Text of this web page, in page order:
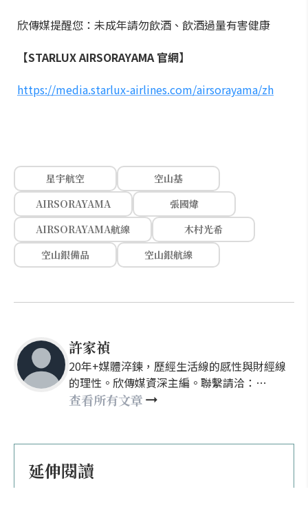
欣傳媒提醒您：未成年請勿飲酒、飲酒過量有害健康
【STARLUX AIRSORAYAMA 官網】
https://media.starlux-airlines.com/airsorayama/zh
星宇航空
空山基
AIRSORAYAMA
張國煒
AIRSORAYAMA航線
木村光希
空山銀備品
空山銀航線
許家禎
20年+媒體淬鍊，歷經生活線的感性與財經線
的理性。欣傳媒資深主編。聯繫請洽：
nellyhsu@xinmedia.com
查看所有文章
延伸閱讀